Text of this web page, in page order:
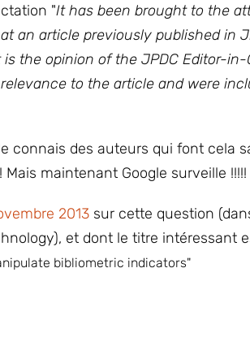
"It has been brought to the
an article previously published in
the opinion of the JPDC Editor-
to the article and were
connais des auteurs qui font cela
maintenant Google surveille !!!!!
2013 sur cette question
et dont le titre intéressant
bibliometric indicators"